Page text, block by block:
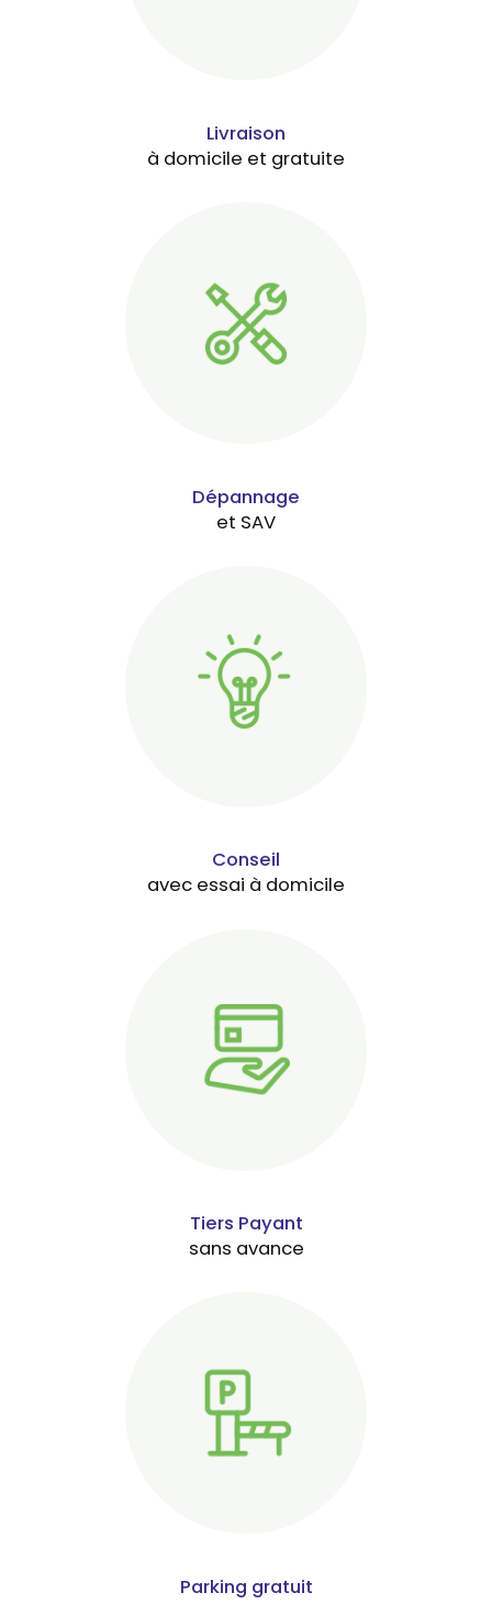
Livraison
à domicile et gratuite
Dépannage
et SAV
Conseil
avec essai à domicile
Tiers Payant
sans avance
Parking gratuit